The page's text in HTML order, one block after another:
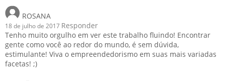
ROSANA
18 de julho de 2017 Responder
Tenho muito orgulho em ver este trabalho fluindo! Encontrar
gente como você ao redor do mundo, é sem dúvida,
estimulante! Viva o empreendedorismo em suas mais variadas
facetas! ;)